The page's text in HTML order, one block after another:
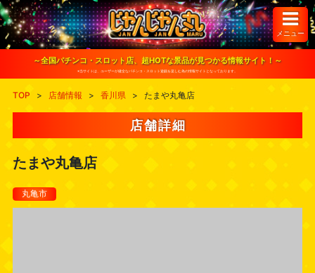
S
k
i
o
メニュー
～全国パチンコ・スロット店、超HOTな景品が見つかる情報サイト！～
※当サイトは、ユーザーが健全なパチンコ・スロット遊戯を楽しむ為の情報サイトとなっております。
TOP > 店舗情報 > 香川県 > たまや丸亀店
店舗詳細
たまや丸亀店
丸亀市